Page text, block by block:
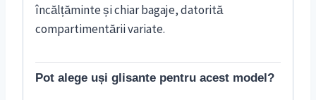
încălțăminte și chiar bagaje, datorită
compartimentării variate.
Pot alege uși glisante pentru acest model?